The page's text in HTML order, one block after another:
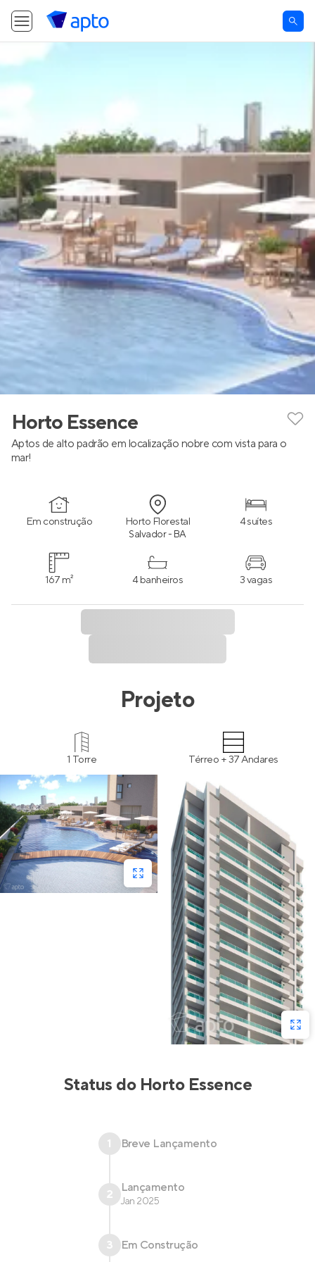
Horto Essence
Aptos de alto padrão em localização nobre com vista para o
mar!
Em construção Horto Florestal
Salvador - BA
4 suítes
167 m² 4 banheiros 3 vagas
Projeto
1 Torre Térreo + 37 Andares
Status do Horto Essence
1 Breve Lançamento
2 Lançamento
Jan 2025
3 Em Construção